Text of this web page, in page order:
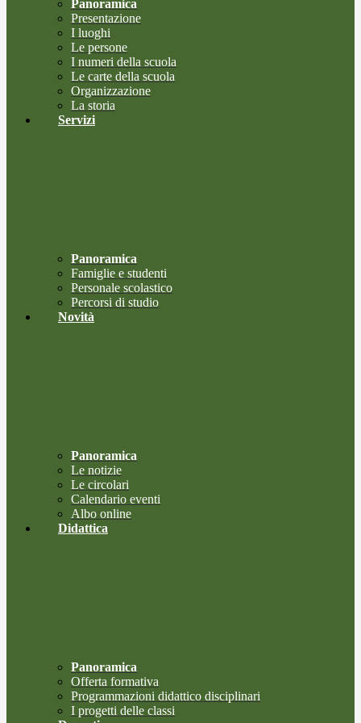
Panoramica
Presentazione
I luoghi
Le persone
I numeri della scuola
Le carte della scuola
Organizzazione
La storia
Servizi
Panoramica
Famiglie e studenti
Personale scolastico
Percorsi di studio
Novità
Panoramica
Le notizie
Le circolari
Calendario eventi
Albo online
Didattica
Panoramica
Offerta formativa
Programmazioni didattico disciplinari
I progetti delle classi